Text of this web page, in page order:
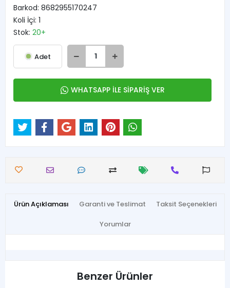
Barkod: 8682955170247
Koli İçi: 1
Stok: 20+
Adet
WHATSAPP İLE SİPARİŞ VER
Ürün Açıklaması Garanti ve Teslimat Taksit Seçenekleri
Yorumlar
Benzer Ürünler